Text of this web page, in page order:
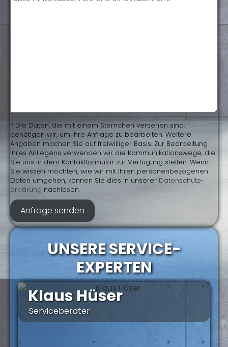
UNSERE SERVICE-
EXPERTEN
Klaus Hüser
Serviceberater
* Die Daten, die mit einem Sternchen versehen sind,
benötigen wir, um Ihre Anfrage zu bearbeiten. Weitere
Angaben machen Sie auf freiwilliger Basis. Zur Bearbeitung
Ihres Anliegens verwenden wir die Kommunikationswege, die
Sie uns in dem Kontaktformular zur Verfügung stellen. Wenn
Sie wissen möchten, wie wir mit Ihren personenbezogenen
Daten umgehen, können Sie dies in unserer Daten­schutz­
erklärung nachlesen.